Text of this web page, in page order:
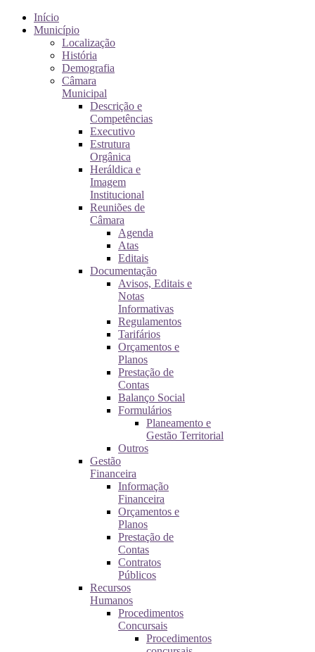
Início
Município
Localização
História
Demografia
Câmara
Municipal
Descrição e
Competências
Executivo
Estrutura
Orgânica
Heráldica e
Imagem
Institucional
Reuniões de
Câmara
Agenda
Atas
Editais
Documentação
Avisos, Editais e
Notas
Informativas
Regulamentos
Tarifários
Orçamentos e
Planos
Prestação de
Contas
Balanço Social
Formulários
Planeamento e
Gestão Territorial
Outros
Gestão
Financeira
Informação
Financeira
Orçamentos e
Planos
Prestação de
Contas
Contratos
Públicos
Recursos
Humanos
Procedimentos
Concursais
Procedimentos